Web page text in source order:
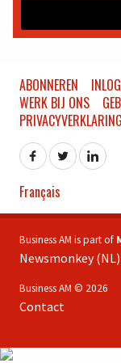
ABONNEREN
WERK BIJ ONS
PRIVACYVERKLARING
Français
Business AM is part of
Newsmonkey (NL)
Business AM © 2026
Contact